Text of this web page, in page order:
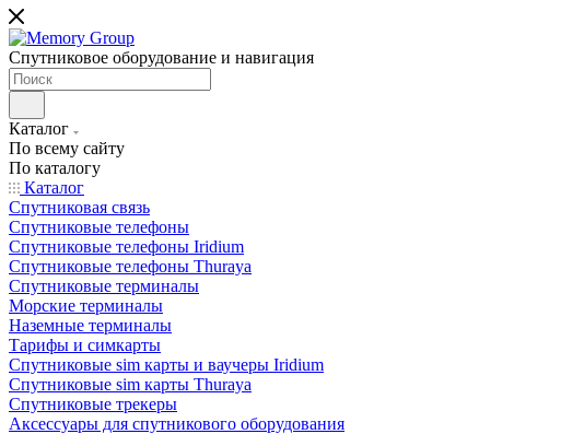
Спутниковое оборудование и навигация
Каталог
По всему сайту
По каталогу
Каталог
Спутниковая связь
Спутниковые телефоны
Спутниковые телефоны Iridium
Спутниковые телефоны Thuraya
Спутниковые терминалы
Морские терминалы
Наземные терминалы
Тарифы и симкарты
Спутниковые sim карты и ваучеры Iridium
Спутниковые sim карты Thuraya
Спутниковые трекеры
Аксессуары для спутникового оборудования